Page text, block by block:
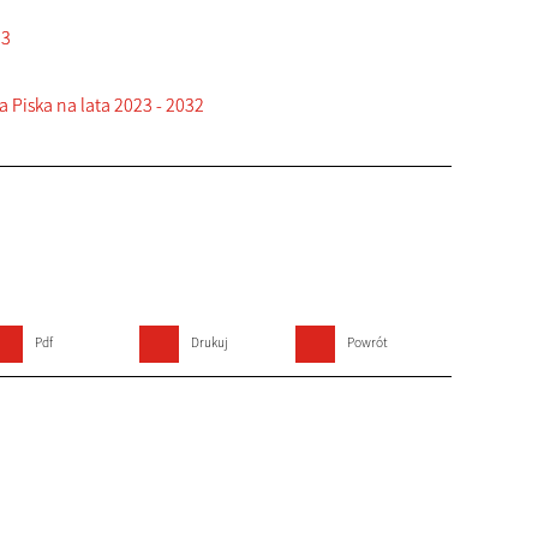
na lata 2023 - 2032
Pdf Drukuj Powrót